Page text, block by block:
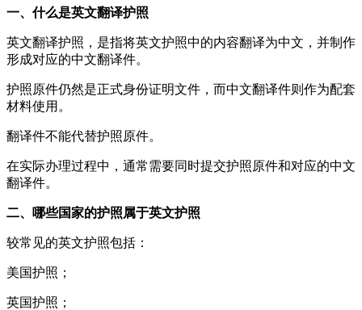
一、什么是英文翻译护照
英文翻译护照，是指将英文护照中的内容翻译为中文，并制作
形成对应的中文翻译件。
护照原件仍然是正式身份证明文件，而中文翻译件则作为配套
材料使用。
翻译件不能代替护照原件。
在实际办理过程中，通常需要同时提交护照原件和对应的中文
翻译件。
二、哪些国家的护照属于英文护照
较常见的英文护照包括：
美国护照；
英国护照；